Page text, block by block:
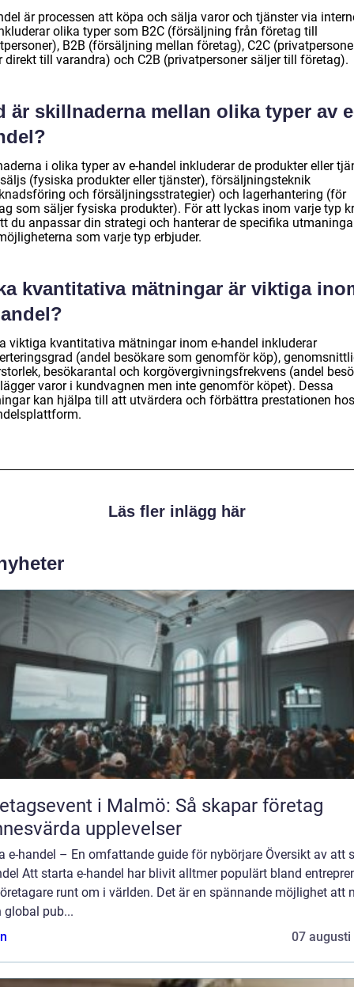
är processen att köpa och sälja varor och tjänster via
olika typer som B2C (försäljning från företag till
B2B (försäljning mellan företag), C2C
direkt till varandra) och C2B (privatpersoner säljer till företag).
är skillnaderna mellan olika typer av
i olika typer av e-handel inkluderar de produkter eller
(fysiska produkter eller tjänster), försäljningsteknik
och försäljningsstrategier) och lagerhantering (för
som säljer fysiska produkter). För att lyckas inom varje typ
du anpassar din strategi och hanterar de specifika
som varje typ erbjuder.
kvantitativa mätningar är viktiga
viktiga kvantitativa mätningar inom e-handel inkluderar
(andel besökare som genomför köp),
besökarantal och korgövergivningsfrekvens (andel
varor i kundvagnen men inte genomför köpet). Dessa
kan hjälpa till att utvärdera och förbättra prestationen
Läs fler inlägg här
i Malmö: Så skapar företag
upplevelser
e-handel – En omfattande guide för nybörjare Översikt av att
Att starta e-handel har blivit alltmer populärt bland
runt om i världen. Det är en spännande möjlighet att
global pub...
07 augusti